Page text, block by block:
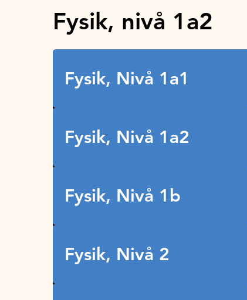
Fysik, nivå 1a2
Fysik, Nivå 1a1
Fysik, Nivå 1a2
Fysik, Nivå 1b
Fysik, Nivå 2